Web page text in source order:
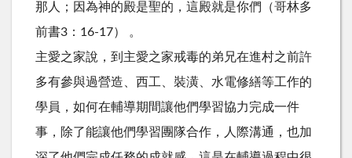
那人；因為神的殿是聖的，這殿就是你們（哥林多
前書3：16-17） 。
主愛之家說，到主愛之家戒毒的弟兄在進村之前許
多有參與過營造、西工、裝潢、水電修繕等工作的
學員，如何在輔導期間讓他們學習協力完成一件
事，除了能讓他們學習團隊合作，人際溝通，也加